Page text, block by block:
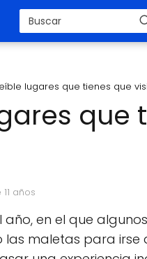
lugares que tienes que
que
años
año, en el que
maletas para irse